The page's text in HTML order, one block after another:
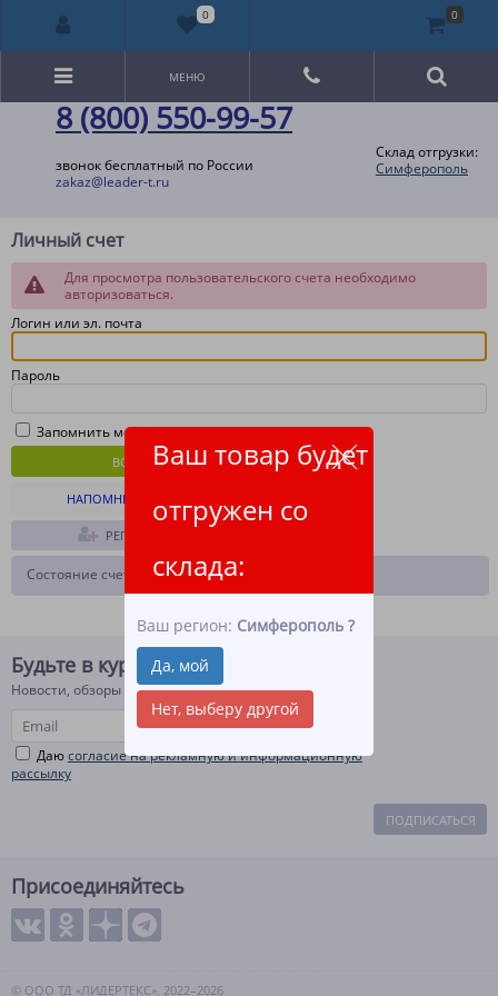
8 (800) 550-99-57
звонок бесплатный по России
zakaz@leader-t.ru
Склад отгрузки:
Симферополь
Ваш товар будет
отгружен со
склада:
Ваш регион: Симферополь ?
Да, мой
Нет, выберу другой
МЕНЮ
Личный счет
Для просмотра пользовательского счета необходимо
авторизоваться.
Логин или эл. почта
Пароль
Запомнить меня
ВОЙТИ
НАПОМНИТЬ ПАРОЛЬ
РЕГИСТРАЦИЯ
Состояние счета на
Будьте в курсе!
Новости, обзоры и акции
Даюсогласие на рекламную и информационную
рассылку
ПОДПИСАТЬСЯ
Присоединяйтесь
© ООО ТД «ЛИДЕРТЕКС», 2022–2026
0 0